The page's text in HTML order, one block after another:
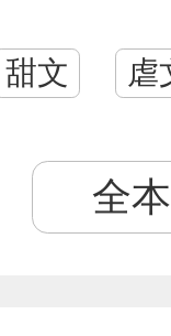
甜文 虐
全